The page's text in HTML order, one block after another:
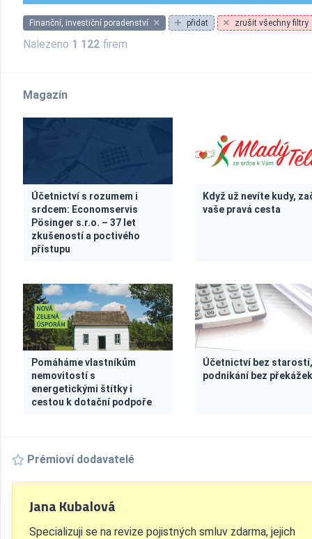
Finanční, investiční poradenství přidat zrušit všechny filtry
Nalezeno 1 122 firem
Magazín
Účetnictví s rozumem i
srdcem: Economservis
Pösinger s.r.o. – 37 let
zkušeností a poctivého
přístupu
Když už nevíte kudy,
vaše pravá cesta
Pomáháme vlastníkům
nemovitostí s
energetickými štítky i
cestou k dotační podpoře
Účetnictví bez
podnikání bez
Prémioví dodavatelé
Jana Kubalová
Specializuji se na revize pojistných smluv zdarma, jejich